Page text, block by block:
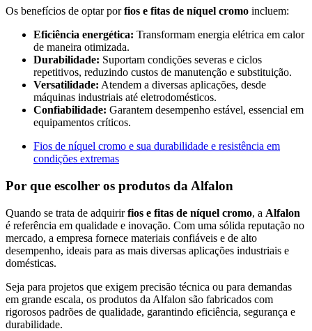
Os benefícios de optar porfios e fitas de níquel cromo incluem:
Eficiência energética: Transformam energia elétrica em calor
de maneira otimizada.
Durabilidade: Suportam condições severas e ciclos
repetitivos, reduzindo custos de manutenção e substituição.
Versatilidade: Atendem a diversas aplicações, desde
máquinas industriais até eletrodomésticos.
Confiabilidade: Garantem desempenho estável, essencial em
equipamentos críticos.
Fios de níquel cromo e sua durabilidade e resistência em
condições extremas
Por que escolher os produtos da Alfalon
Quando se trata de adquirirfios e fitas de níquel cromo, a Alfalon
é referência em qualidade e inovação. Com uma sólida reputação no
mercado, a empresa fornece materiais confiáveis e de alto
desempenho, ideais para as mais diversas aplicações industriais e
domésticas.
Seja para projetos que exigem precisão técnica ou para demandas
em grande escala, os produtos da Alfalon são fabricados com
rigorosos padrões de qualidade, garantindo eficiência, segurança e
durabilidade.